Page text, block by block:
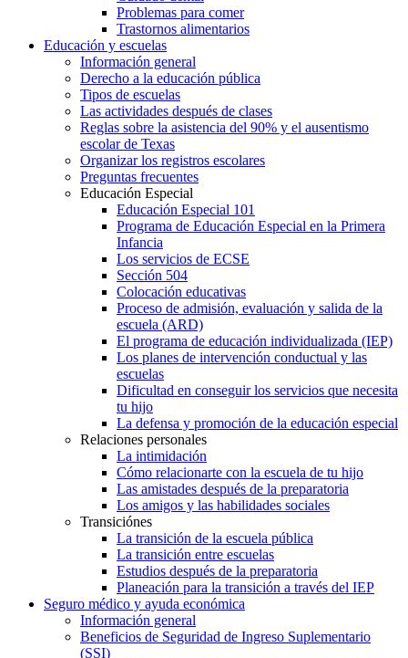
Problemas para comer
Trastornos alimentarios
Educación y escuelas
Información general
Derecho a la educación pública
Tipos de escuelas
Las actividades después de clases
Reglas sobre la asistencia del 90% y el ausentismo
escolar de Texas
Organizar los registros escolares
Preguntas frecuentes
Educación Especial
Educación Especial 101
Programa de Educación Especial en la Primera
Infancia
Los servicios de ECSE
Sección 504
Colocación educativas
Proceso de admisión, evaluación y salida de la
escuela (ARD)
El programa de educación individualizada (IEP)
Los planes de intervención conductual y las
escuelas
Dificultad en conseguir los servicios que necesita
tu hijo
La defensa y promoción de la educación especial
Relaciones personales
La intimidación
Cómo relacionarte con la escuela de tu hijo
Las amistades después de la preparatoria
Los amigos y las habilidades sociales
Transiciónes
La transición de la escuela pública
La transición entre escuelas
Estudios después de la preparatoria
Planeación para la transición a través del IEP
Seguro médico y ayuda económica
Información general
Beneficios de Seguridad de Ingreso Suplementario
(SSI)